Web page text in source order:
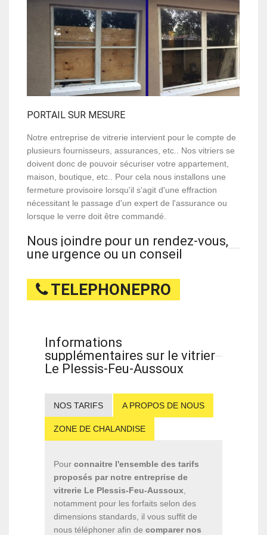
PORTAIL SUR MESURE
Notre entreprise de vitrerie intervient pour le compte de
plusieurs fournisseurs, assurances, etc.. Nos vitriers se
doivent donc de pouvoir sécuriser votre appartement,
maison, boutique, etc.. Pour cela nous installons une
fermeture provisoire lorsqu'il s'agit d'une effraction
nécessitant le passage d'un expert de l'assurance ou
lorsque le verre doit être commandé.
Nous joindre pour un rendez-vous,
une urgence ou un conseil
TELEPHONEPRO
Informations
supplémentaires sur le vitrier
Le Plessis-Feu-Aussoux
NOS TARIFS A PROPOS DE NOUS
ZONE DE CHALANDISE
Pour connaitre l'ensemble des tarifs
proposés par notre entreprise de
vitrerie Le Plessis-Feu-Aussoux
notamment pour les forfaits selon des
dimensions standards, il vous suffit de
nous téléphoner afin de comparer nos